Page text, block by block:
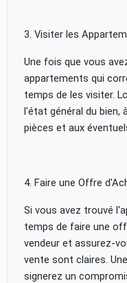
3. Visiter les
Une fois que vous
appartements qui
temps de les visiter.
l'état général du bien,
pièces et aux
4. Faire une Offre
Si vous avez trouvé
temps de faire une
vendeur et assurez-
vente sont claires.
signerez un